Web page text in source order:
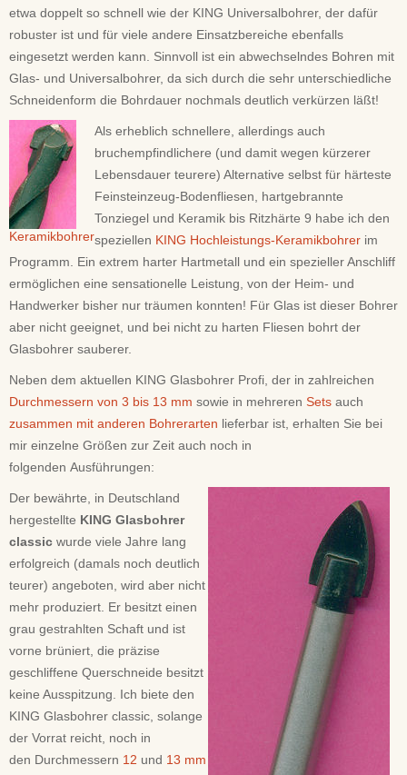
etwa doppelt so schnell wie der KING Universalbohrer, der dafür
robuster ist und für viele andere Einsatzbereiche ebenfalls
eingesetzt werden kann. Sinnvoll ist ein abwechselndes Bohren mit
Glas- und Universalbohrer, da sich durch die sehr unterschiedliche
Schneidenform die Bohrdauer nochmals deutlich verkürzen läßt!
Keramikbohrer
Als erheblich schnellere, allerdings auch
bruchempfindlichere (und damit wegen kürzerer
Lebensdauer teurere) Alternative selbst für härteste
Feinsteinzeug-Bodenfliesen, hartgebrannte
Tonziegel und Keramik bis Ritzhärte 9 habe ich den
speziellen KING Hochleistungs-Keramikbohrer im
Programm. Ein extrem harter Hartmetall und ein spezieller Anschliff
ermöglichen eine sensationelle Leistung, von der Heim- und
Handwerker bisher nur träumen konnten! Für Glas ist dieser Bohrer
aber nicht geeignet, und bei nicht zu harten Fliesen bohrt der
Glasbohrer sauberer.
Neben dem aktuellen KING Glasbohrer Profi, der in zahlreichen
Durchmessern von 3 bis 13 mm sowie in mehreren Sets auch
zusammen mit anderen Bohrerarten lieferbar ist, erhalten Sie bei
mir einzelne Größen zur Zeit auch noch in
folgenden Ausführungen:
Der bewährte, in Deutschland
hergestellte KING Glasbohrer
classic wurde viele Jahre lang
erfolgreich (damals noch deutlich
teurer) angeboten, wird aber nicht
mehr produziert. Er besitzt einen
grau gestrahlten Schaft und ist
vorne brüniert, die präzise
geschliffene Querschneide besitzt
keine Ausspitzung. Ich biete den
KING Glasbohrer classic, solange
der Vorrat reicht, noch in
den Durchmessern 12 und 13 mm